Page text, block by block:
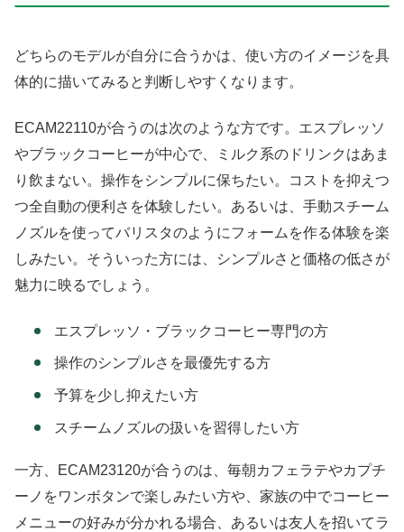
どちらのモデルが自分に合うかは、使い方のイメージを具
体的に描いてみると判断しやすくなります。
ECAM22110が合うのは次のような方です。エスプレッソ
やブラックコーヒーが中心で、ミルク系のドリンクはあま
り飲まない。操作をシンプルに保ちたい。コストを抑えつ
つ全自動の便利さを体験したい。あるいは、手動スチーム
ノズルを使ってバリスタのようにフォームを作る体験を楽
しみたい。そういった方には、シンプルさと価格の低さが
魅力に映るでしょう。
エスプレッソ・ブラックコーヒー専門の方
操作のシンプルさを最優先する方
予算を少し抑えたい方
スチームノズルの扱いを習得したい方
一方、ECAM23120が合うのは、毎朝カフェラテやカプチ
ーノをワンボタンで楽しみたい方や、家族の中でコーヒー
メニューの好みが分かれる場合、あるいは友人を招いてラ